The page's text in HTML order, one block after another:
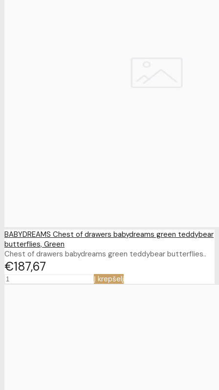
BABYDREAMS Chest of drawers babydreams green teddybear
butterflies, Green
Chest of drawers babydreams green teddybear butterflies..
€18767
Į krepšelį